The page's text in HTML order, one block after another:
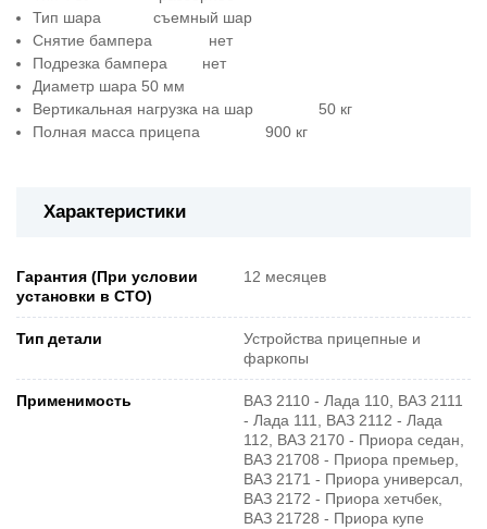
Тип шара съемный шар
Снятие бампера нет
Подрезка бампера нет
Диаметр шара 50 мм
Вертикальная нагрузка на шар 50 кг
Полная масса прицепа 900 кг
Характеристики
Гарантия (При условии
установки в СТО)
12 месяцев
Тип детали
Устройства прицепные и
фаркопы
Применимость
ВАЗ 2110 - Лада 110, ВАЗ 2111
- Лада 111, ВАЗ 2112 - Лада
112, ВАЗ 2170 - Приора седан,
ВАЗ 21708 - Приора премьер,
ВАЗ 2171 - Приора универсал,
ВАЗ 2172 - Приора хетчбек,
ВАЗ 21728 - Приора купе